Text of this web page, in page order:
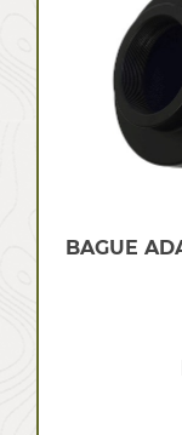
BAGUE